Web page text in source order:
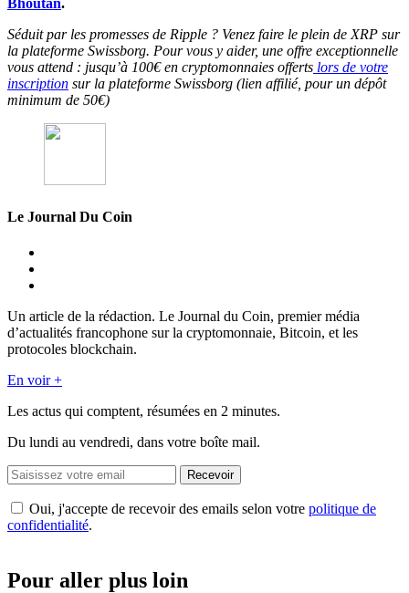
Bhoutan.
Séduit par les promesses de Ripple ? Venez faire le plein de XRP sur
la plateforme Swissborg. Pour vous y aider, une offre exceptionnelle
vous attend : jusqu’à 100€ en cryptomonnaies offerts lors de votre
inscription sur la plateforme Swissborg (lien affilié, pour un dépôt
minimum de 50€)
Le Journal Du Coin
Un article de la rédaction. Le Journal du Coin, premier média
d’actualités francophone sur la cryptomonnaie, Bitcoin, et les
protocoles blockchain.
En voir +
Les actus qui comptent, résumées en 2 minutes.
Du lundi au vendredi, dans votre boîte mail.
Recevoir
Oui, j'accepte de recevoir des emails selon votre politique de
confidentialité.
Pour aller plus loin